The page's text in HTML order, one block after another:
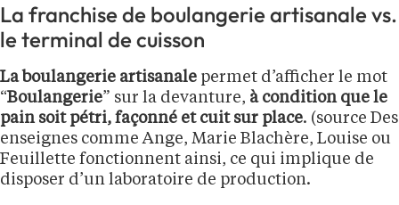
La franchise de boulangerie artisanale vs.
le terminal de cuisson
La boulangerie artisanale permet d’afficher le mot
“Boulangerie” sur la devanture, à condition que le
pain soit pétri, façonné et cuit sur place. (source Des
enseignes comme Ange, Marie Blachère, Louise ou
Feuillette fonctionnent ainsi, ce qui implique de
disposer d’un laboratoire de production.